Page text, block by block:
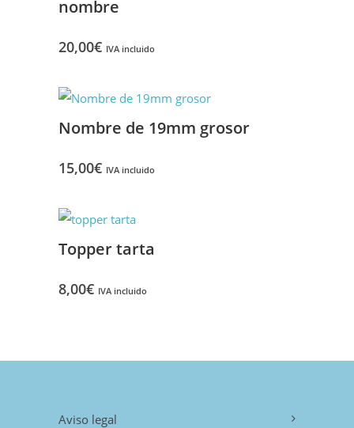
nombre
20,00€ IVA incluido
Nombre de 19mm grosor
15,00€ IVA incluido
Topper tarta
8,00€ IVA incluido
Aviso legal